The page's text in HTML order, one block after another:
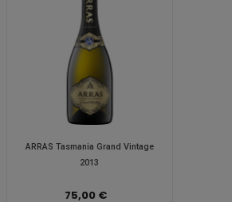
ARRAS Tasmania Grand Vintage
2013
75,00 €